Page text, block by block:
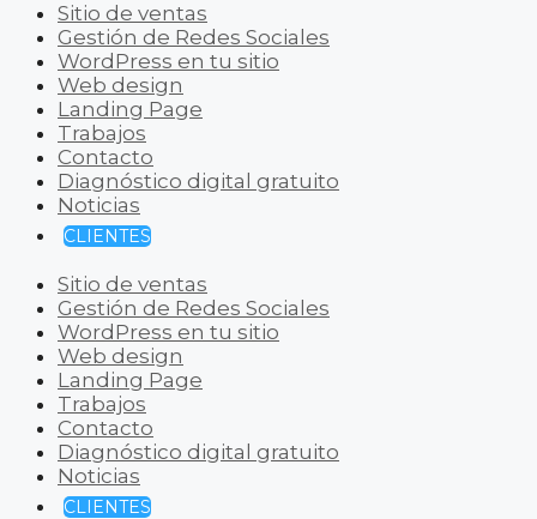
Sitio de ventas
Gestión de Redes Sociales
WordPress en tu sitio
Web design
Landing Page
Trabajos
Contacto
Diagnóstico digital gratuito
Noticias
CLIENTES
Sitio de ventas
Gestión de Redes Sociales
WordPress en tu sitio
Web design
Landing Page
Trabajos
Contacto
Diagnóstico digital gratuito
Noticias
CLIENTES